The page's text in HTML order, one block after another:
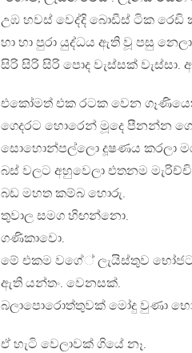
උඹ හවස් වෙද්දි බොඩීස් ටික රෙඩි
හා හා පුරා යුද්ධය ඇති වූ පසු
සිරි සිරි සිරි පොද වැස්සක්
එකෝමත් එක රටක වෙන
ගෙදරට හොරෙන් මූදෙ පීනන්න
සොහොන්පල්ලො දූෂණය කරලා
බස් වලට අහුවෙලා එතනම
බඩ මහත කම්බ හොරු.
තුවාල සමග හිඟන්නො.
ගණිකාවො.
මේ එකම වගේ් ලැයිස්තුව
ඇති යන්තං. වෙනසක්.
බලාපොරොත්තුවක් මෝදු වුණා
ඒ හැටි වෙලාවක් ගියේ නෑ.